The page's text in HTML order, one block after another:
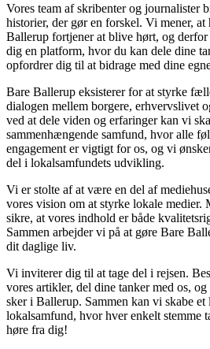
Vores team af skribenter og journalister
historier, der gør en forskel. Vi mener, at
Ballerup fortjener at blive hørt, og
dig en platform, hvor du kan dele dine
opfordrer dig til at bidrage med dine
Bare Ballerup eksisterer for at styrke
dialogen mellem borgere, erhvervslivet
ved at dele viden og erfaringer kan vi
sammenhængende samfund, hvor alle
engagement er vigtigt for os, og vi
del i lokalsamfundets udvikling.
Vi er stolte af at være en del af
vores vision om at styrke lokale medier.
sikre, at vores indhold er både
Sammen arbejder vi på at gøre Bare
dit daglige liv.
Vi inviterer dig til at tage del i rejsen.
vores artikler, del dine tanker med os,
sker i Ballerup. Sammen kan vi skabe et
lokalsamfund, hvor hver enkelt
høre fra dig!